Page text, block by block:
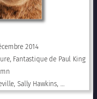
2014
Fantastique de Paul King
Sally Hawkins, …